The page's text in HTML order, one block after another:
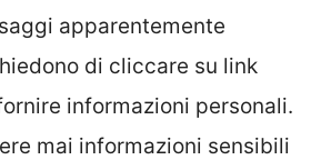
apparentemente
di cliccare su link
informazioni personali.
mai informazioni sensibili